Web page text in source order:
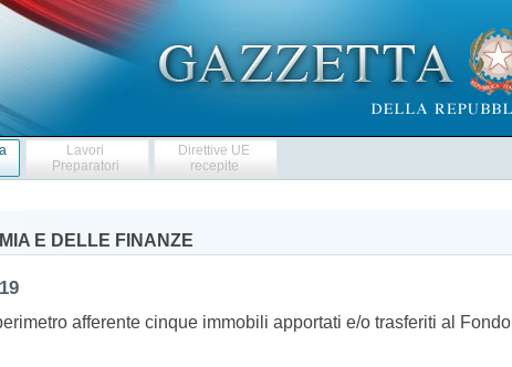
Lavori
Preparatori
Direttive UE
recepite
E DELLE FINANZE
afferente cinque immobili apportati e/o trasferiti al